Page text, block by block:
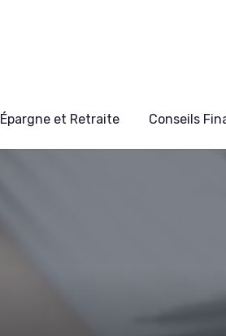
Épargne et Retraite Conseils